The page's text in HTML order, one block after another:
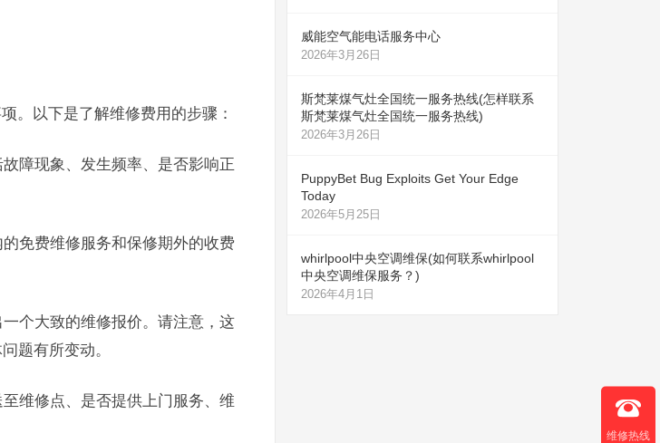
。以下是了解维修费用的步骤：
障现象、发生频率、是否影响正
免费维修服务和保修期外的收费
个大致的维修报价。请注意，这
题有所变动。
维修点、是否提供上门服务、维
威能空气能电话服务中心
2026年3月26日
斯梵莱煤气灶全国统一服务热线(怎样联系
斯梵莱煤气灶全国统一服务热线)
2026年3月26日
PuppyBet Bug Exploits Get Your Edge
Today
2026年5月25日
whirlpool中央空调维保(如何联系whirlpool
中央空调维保服务？)
2026年4月1日
维修热线